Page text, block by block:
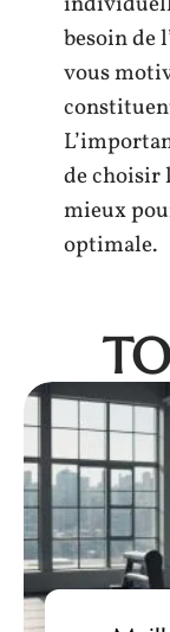
besoin de
vous
de choisir
mieux
optimale.